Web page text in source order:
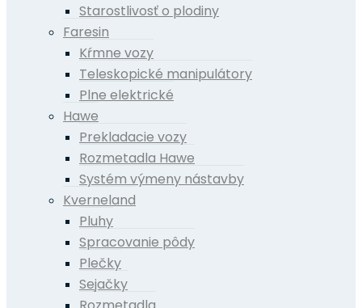
Starostlivosť o plodiny
Faresin
Kŕmne vozy
Teleskopické manipulátory
Plne elektrické
Hawe
Prekladacie vozy
Rozmetadla Hawe
Systém výmeny nástavby
Kverneland
Pluhy
Spracovanie pôdy
Plečky
Sejačky